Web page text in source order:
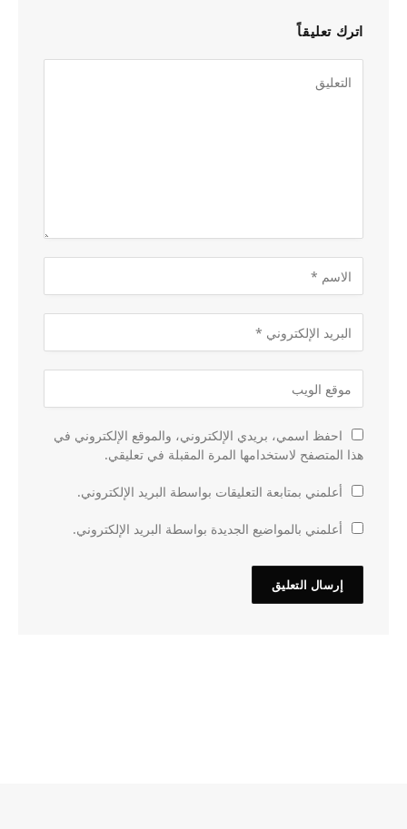
اترك تعليقاً
احفظ اسمي، بريدي الإلكتروني، والموقع الإلكتروني في
هذا المتصفح لاستخدامها المرة المقبلة في تعليقي.
أعلمني بمتابعة التعليقات بواسطة البريد الإلكتروني.
أعلمني بالمواضيع الجديدة بواسطة البريد الإلكتروني.